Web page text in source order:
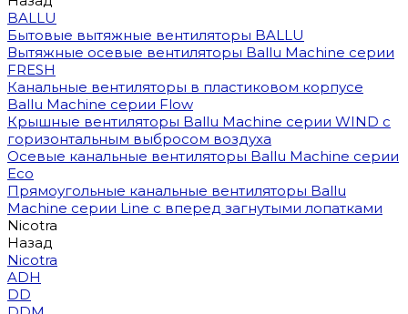
BALLU
Бытовые вытяжные вентиляторы BALLU
Вытяжные осевые вентиляторы Ballu Machine серии
FRESH
Канальные вентиляторы в пластиковом корпусе
Ballu Machine серии Flow
Крышные вентиляторы Ballu Machine серии WIND с
горизонтальным выбросом воздуха
Осевые канальные вентиляторы Ballu Machine серии
Eco
Прямоугольные канальные вентиляторы Ballu
Machine серии Line с вперед загнутыми лопатками
Nicotra
Назад
Nicotra
ADH
DD